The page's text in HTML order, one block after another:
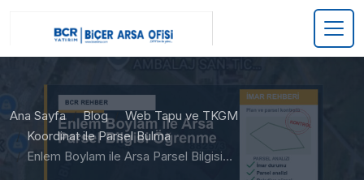
Ana Sayfa Blog
Web Tapu ve TKGM
Koordinat ile Parsel Bulma
Enlem Boylam ile Arsa Parsel Bilgisi…